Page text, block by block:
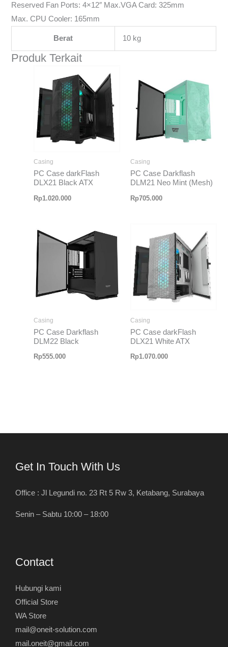
Reserved Fan Ports: 4×12″ Max.VGA Card: 325mm
Max. CPU Cooler: 165mm
Berat 10 kg
Produk Terkait
Casing
PC Case darkFlash
DLX21 Black ATX
Rp1.020.000
Casing
PC Case Darkflash
DLM21 Neo Mint (Mesh)
Rp705.000
Casing
PC Case Darkflash
DLM22 Black
Rp555.000
Casing
PC Case darkFlash
DLX21 White ATX
Rp1.070.000
Get In Touch With Us
Office : Jl Legundi no. 23 Rt 5 Rw 3, Ketabang, Surabaya
Senin – Sabtu 10:00 – 18:00
Contact
Hubungi kami
Official Store
WA Store
mail@oneit-solution.com
mail.oneit@gmail.com